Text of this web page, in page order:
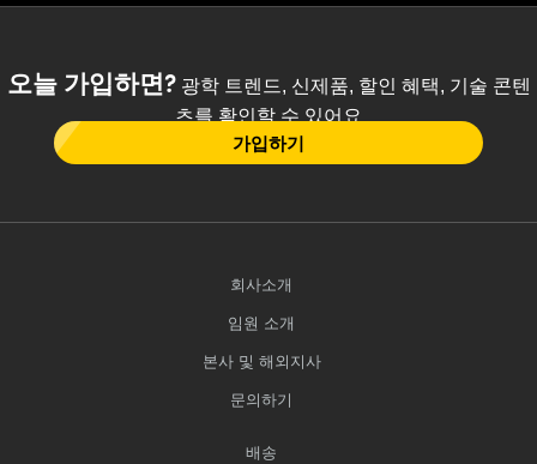
오늘 가입하면?광학 트렌드, 신제품, 할인 혜택, 기술 콘텐
츠를 확인할 수 있어요
가입하기
회사소개
임원 소개
본사 및 해외지사
문의하기
배송